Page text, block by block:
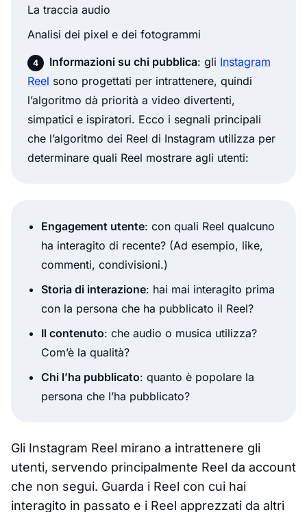
La traccia audio
Analisi dei pixel e dei fotogrammi
Informazioni su chi pubblica: gli Instagram
Reel sono progettati per intrattenere, quindi
l’algoritmo dà priorità a video divertenti,
simpatici e ispiratori. Ecco i segnali principali
che l’algoritmo dei Reel di Instagram utilizza per
determinare quali Reel mostrare agli utenti:
Engagement utente: con quali Reel qualcuno
ha interagito di recente? (Ad esempio, like,
commenti, condivisioni.)
Storia di interazione: hai mai interagito prima
con la persona che ha pubblicato il Reel?
Il contenuto: che audio o musica utilizza?
Com’è la qualità?
Chi l’ha pubblicato: quanto è popolare la
persona che l’ha pubblicato?
Gli Instagram Reel mirano a intrattenere gli
utenti, servendo principalmente Reel da account
che non segui. Guarda i Reel con cui hai
interagito in passato e i Reel apprezzati da altri